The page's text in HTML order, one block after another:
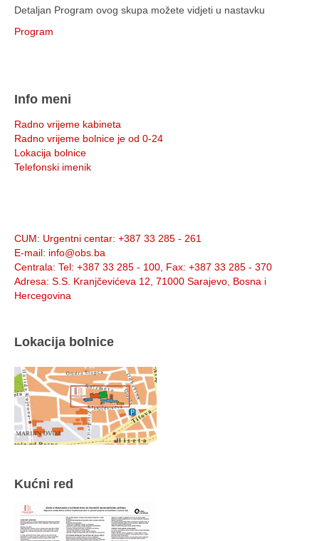
Detaljan Program ovog skupa možete vidjeti u nastavku
Program
Info meni
Radno vrijeme kabineta
Radno vrijeme bolnice je od 0-24
Lokacija bolnice
Telefonski imenik
CUM: Urgentni centar: +387 33 285 - 261
E-mail: info@obs.ba
Centrala: Tel: +387 33 285 - 100, Fax: +387 33 285 - 370
Adresa: S.S. Kranjčevićeva 12, 71000 Sarajevo, Bosna i
Hercegovina
Lokacija bolnice
Kućni red